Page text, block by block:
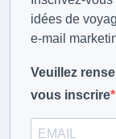
idées de
e-mail
Veuillez
vous inscrire